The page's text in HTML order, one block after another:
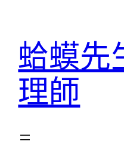
蛤蟆先
理師